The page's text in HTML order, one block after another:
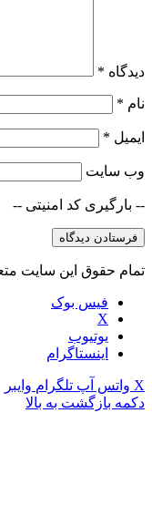
دیدگاه *
نام *
ایمیل *
وب‌ سایت
-- بارگیری کد امنیتی --
تمام حقوق این سایت
فیس بوک
X
یوتیوب
اینستاگرام
X واتس آپ تلگرام وایبر
دکمه بازگشت به بالا